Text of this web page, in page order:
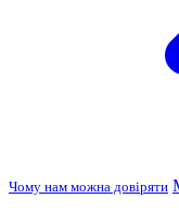
Чому нам можна довіряти